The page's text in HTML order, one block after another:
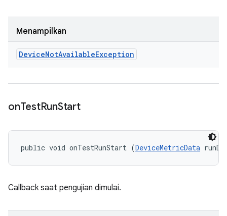
Menampilkan
DeviceNotAvailableException
onTestRunStart
public void onTestRunStart (DeviceMetricData
Callback saat pengujian dimulai.